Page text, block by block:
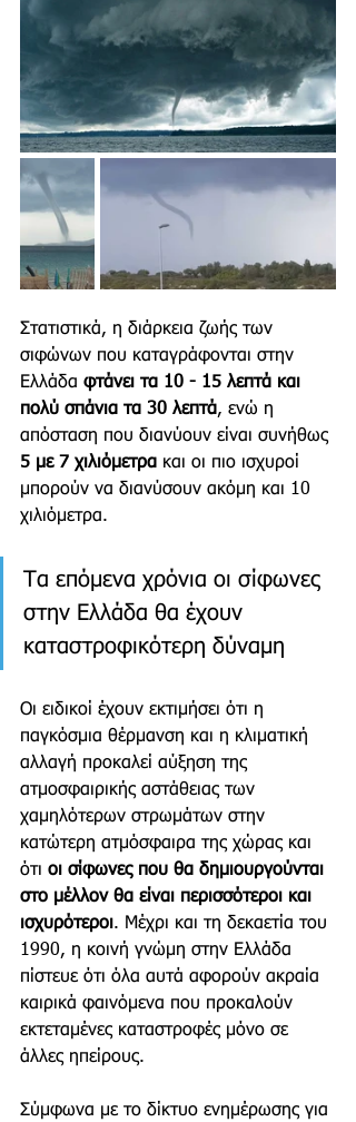
Στατιστικά, η διάρκεια ζωής των
σιφώνων που καταγράφονται στην
Ελλάδα φτάνει τα 10 - 15 λεπτά και
πολύ σπάνια τα 30 λεπτά, ενώ η
απόσταση που διανύουν είναι συνήθως
5 με 7 χιλιόμετρα και οι πιο ισχυροί
μπορούν να διανύσουν ακόμη και 10
χιλιόμετρα.
Τα επόμενα χρόνια οι σίφωνες
στην Ελλάδα θα έχουν
καταστροφικότερη δύναμη
Οι ειδικοί έχουν εκτιμήσει ότι η
παγκόσμια θέρμανση και η κλιματική
αλλαγή προκαλεί αύξηση της
ατμοσφαιρικής αστάθειας των
χαμηλότερων στρωμάτων στην
κατώτερη ατμόσφαιρα της χώρας και
ότι οι σίφωνες που θα δημιουργούνται
στο μέλλον θα είναι περισσότεροι και
ισχυρότεροι. Μέχρι και τη δεκαετία του
1990, η κοινή γνώμη στην Ελλάδα
πίστευε ότι όλα αυτά αφορούν ακραία
καιρικά φαινόμενα που προκαλούν
εκτεταμένες καταστροφές μόνο σε
άλλες ηπείρους.
Σύμφωνα με το δίκτυο ενημέρωσης για